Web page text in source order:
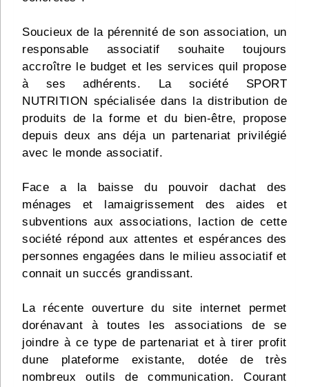
Soucieux de la pérennité de son association, un
responsable associatif souhaite toujours
accroître le budget et les services quil propose
à ses adhérents. La société SPORT
NUTRITION spécialisée dans la distribution de
produits de la forme et du bien-être, propose
depuis deux ans déja un partenariat privilégié
avec le monde associatif.
Face a la baisse du pouvoir dachat des
ménages et lamaigrissement des aides et
subventions aux associations, laction de cette
société répond aux attentes et espérances des
personnes engagées dans le milieu associatif et
connait un succés grandissant.
La récente ouverture du site internet permet
dorénavant à toutes les associations de se
joindre à ce type de partenariat et à tirer profit
dune plateforme existante, dotée de très
nombreux outils de communication. Courant